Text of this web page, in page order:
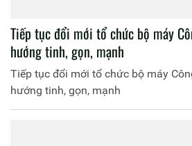
Tiếp tục đổi mới tổ chức bộ máy
hướng tinh, gọn, mạnh
Tiếp tục đổi mới tổ chức bộ máy
hướng tinh, gọn, mạnh